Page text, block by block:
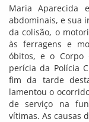
Maria Aparecida
abdominais, e sua
da colisão, o
às ferragens e
óbitos, e o Corpo
perícia da Polícia
fim da tarde
lamentou o
de serviço na
vítimas. As causas